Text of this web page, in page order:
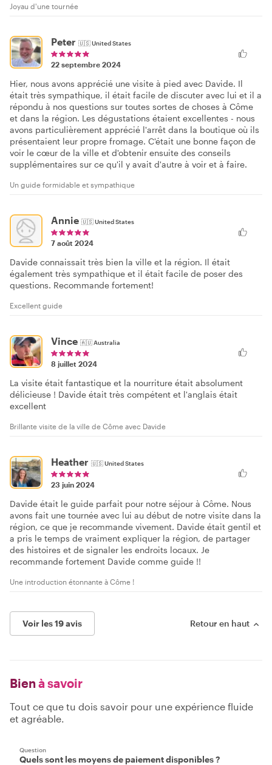
Joyau d'une tournée
Peter 🇺🇸United States
22 septembre 2024
Hier, nous avons apprécié une visite à pied avec Davide. Il
était très sympathique, il était facile de discuter avec lui et il a
répondu à nos questions sur toutes sortes de choses à Côme
et dans la région. Les dégustations étaient excellentes - nous
avons particulièrement apprécié l'arrêt dans la boutique où ils
présentaient leur propre fromage. C'était une bonne façon de
voir le cœur de la ville et d'obtenir ensuite des conseils
supplémentaires sur ce qu'il y avait d'autre à voir et à faire.
Un guide formidable et sympathique
Annie 🇺🇸United States
7 août 2024
Davide connaissait très bien la ville et la région. Il était
également très sympathique et il était facile de poser des
questions. Recommande fortement!
Excellent guide
Vince 🇦🇺Australia
8 juillet 2024
La visite était fantastique et la nourriture était absolument
délicieuse ! Davide était très compétent et l'anglais était
excellent
Brillante visite de la ville de Côme avec Davide
Heather 🇺🇸United States
23 juin 2024
Davide était le guide parfait pour notre séjour à Côme. Nous
avons fait une tournée avec lui au début de notre visite dans la
région, ce que je recommande vivement. Davide était gentil et
a pris le temps de vraiment expliquer la région, de partager
des histoires et de signaler les endroits locaux. Je
recommande fortement Davide comme guide !!
Une introduction étonnante à Côme !
Voir les 19 avis Retour en haut
Bien à savoir
Tout ce que tu dois savoir pour une expérience fluide
et agréable.
Question
Quels sont les moyens de paiement disponibles ?